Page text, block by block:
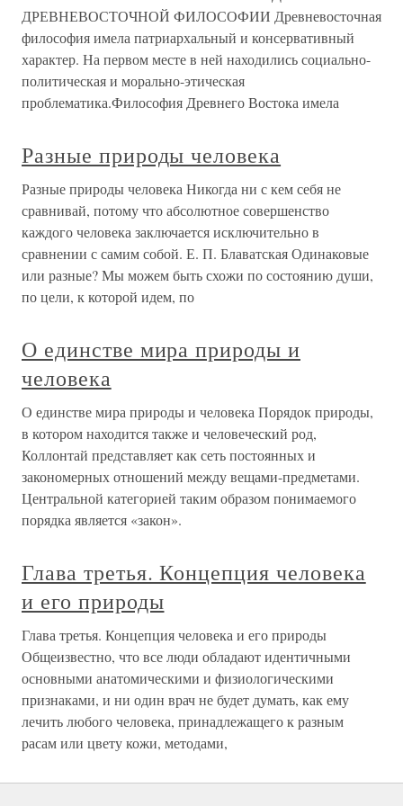
ДРЕВНЕВОСТОЧНОЙ ФИЛОСОФИИ Древневосточная
философия имела патриархальный и консервативный
характер. На первом месте в ней находились социально-
политическая и морально-этическая
проблематика.Философия Древнего Востока имела
Разные природы человека
Разные природы человека Никогда ни с кем себя не
сравнивай, потому что абсолютное совершенство
каждого человека заключается исключительно в
сравнении с самим собой. Е. П. Блаватская Одинаковые
или разные? Мы можем быть схожи по состоянию души,
по цели, к которой идем, по
О единстве мира природы и
человека
О единстве мира природы и человека Порядок природы,
в котором находится также и человеческий род,
Коллонтай представляет как сеть постоянных и
закономерных отношений между вещами-предметами.
Центральной категорией таким образом понимаемого
порядка является «закон».
Глава третья. Концепция человека
и его природы
Глава третья. Концепция человека и его природы
Общеизвестно, что все люди обладают идентичными
основными анатомическими и физиологическими
признаками, и ни один врач не будет думать, как ему
лечить любого человека, принадлежащего к разным
расам или цвету кожи, методами,